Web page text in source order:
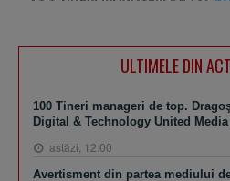
ULTIMELE DIN
100 Tineri manageri de top.
Digital & Technology United
astăzi, 12:00
Avertisment din partea mediului